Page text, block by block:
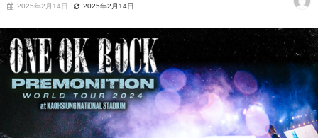
2025年2月14日 2025年2月14日